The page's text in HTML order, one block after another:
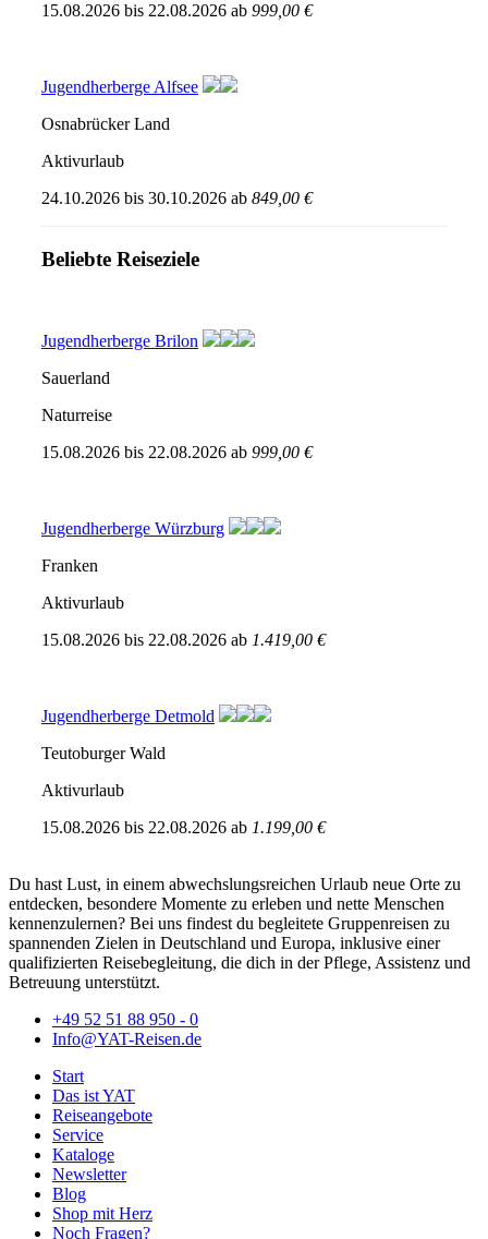
15.08.2026 bis 22.08.2026 ab 999,00 €
Jugendherberge Alfsee
Osnabrücker Land
Aktivurlaub
24.10.2026 bis 30.10.2026 ab 849,00 €
Beliebte Reiseziele
Jugendherberge Brilon
Sauerland
Naturreise
15.08.2026 bis 22.08.2026 ab 999,00 €
Jugendherberge Würzburg
Franken
Aktivurlaub
15.08.2026 bis 22.08.2026 ab 1.419,00 €
Jugendherberge Detmold
Teutoburger Wald
Aktivurlaub
15.08.2026 bis 22.08.2026 ab 1.199,00 €
Du hast Lust, in einem abwechslungsreichen Urlaub neue Orte zu
entdecken, besondere Momente zu erleben und nette Menschen
kennenzulernen? Bei uns findest du begleitete Gruppenreisen zu
spannenden Zielen in Deutschland und Europa, inklusive einer
qualifizierten Reisebegleitung, die dich in der Pflege, Assistenz und
Betreuung unterstützt.
+49 52 51 88 950 - 0
Info@YAT-Reisen.de
Start
Das ist YAT
Reiseangebote
Service
Kataloge
Newsletter
Blog
Shop mit Herz
Noch Fragen?